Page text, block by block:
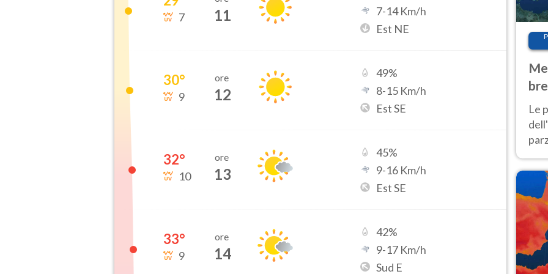
7 11 7-14Km/h
Est NE
30°
9
ore
12
49%
8-15 Km/h
Est SE
32°
10
ore
13
45%
9-16 Km/h
Est SE
33°
9
ore
14
42%
9-17 Km/h
Sud E
Le
40